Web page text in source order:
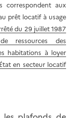
correspondent aux
prêt locatif à usage
du 29 juillet 1987
ressources des
habitations à loyer
en secteur locatif